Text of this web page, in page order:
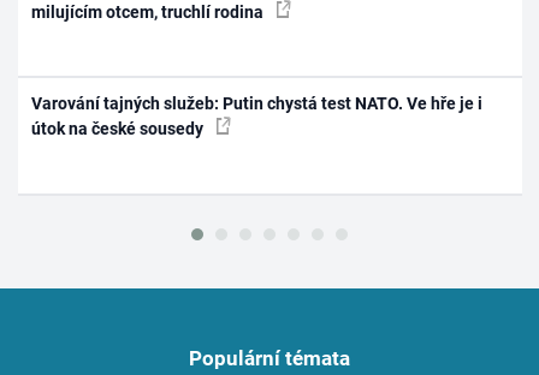
milujícím otcem, truchlí rodina
Varování tajných služeb: Putin chystá test NATO. Ve hře je i
útok na české sousedy
Populární témata